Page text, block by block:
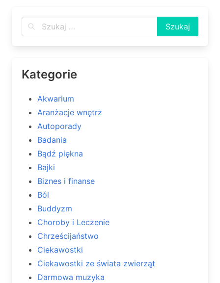
Kategorie
Akwarium
Aranżacje wnętrz
Autoporady
Badania
Bądź piękna
Bajki
Biznes i finanse
Ból
Buddyzm
Choroby i Leczenie
Chrześcijaństwo
Ciekawostki
Ciekawostki ze świata zwierząt
Darmowa muzyka